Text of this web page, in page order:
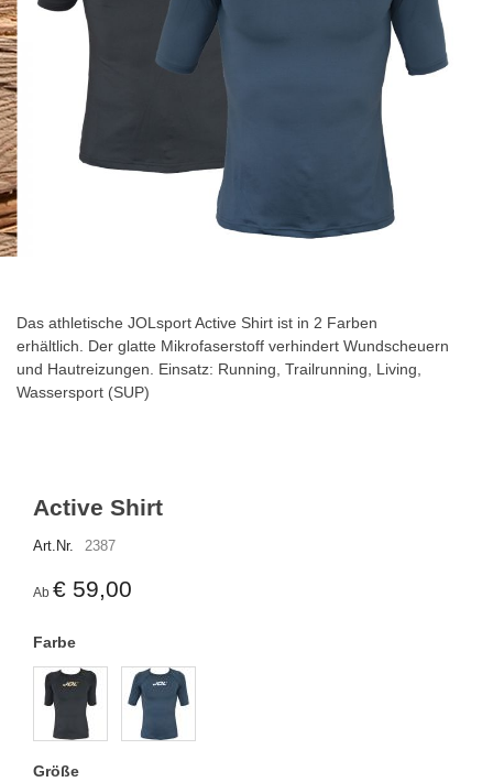
Active Shirt
Art.Nr. 2387
Ab € 59,00
Farbe
Größe
Das athletische JOLsport Active Shirt ist in 2 Farben
erhältlich. Der glatte Mikrofaserstoff verhindert Wundscheuern
und Hautreizungen. Einsatz: Running, Trailrunning, Living,
Wassersport (SUP)